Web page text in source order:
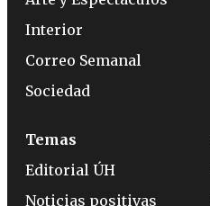
Interior
Correo Semanal
Sociedad
Temas
Editorial ÚH
Noticias positivas